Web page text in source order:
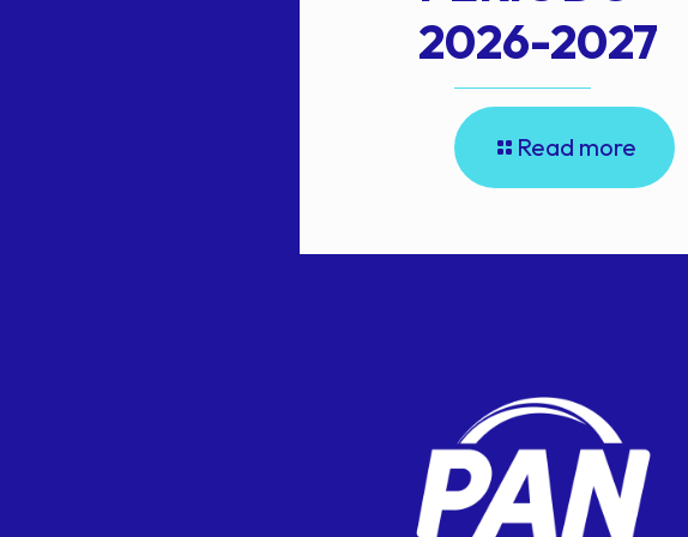
2026-2027
Read more